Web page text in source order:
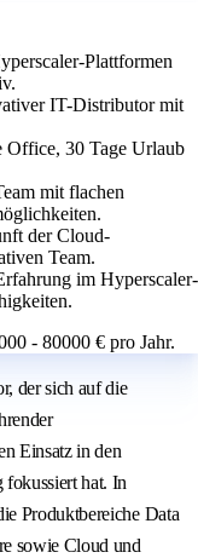
Plattformen
IT-Distributor mit
Office, 30 Tage Urlaub
mit flachen
der Cloud-
Team.
im Hyperscaler-
- 80000 € pro Jahr.
der sich auf die
Einsatz in den
hat. In
Produktbereiche Data
sowie Cloud und